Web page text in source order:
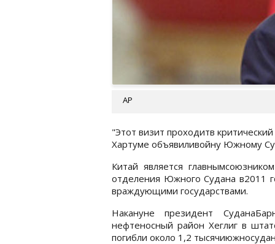
АР
"Этот визит проходитв
Хартуме объявиливойну Южному
Китай является
отделения Южного Судана в2011
враждующими государствами.
Накануне президент
нефтеносный район Хеглиг в
погибли около 1,2